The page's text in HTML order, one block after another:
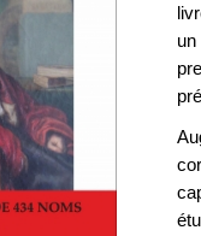
un